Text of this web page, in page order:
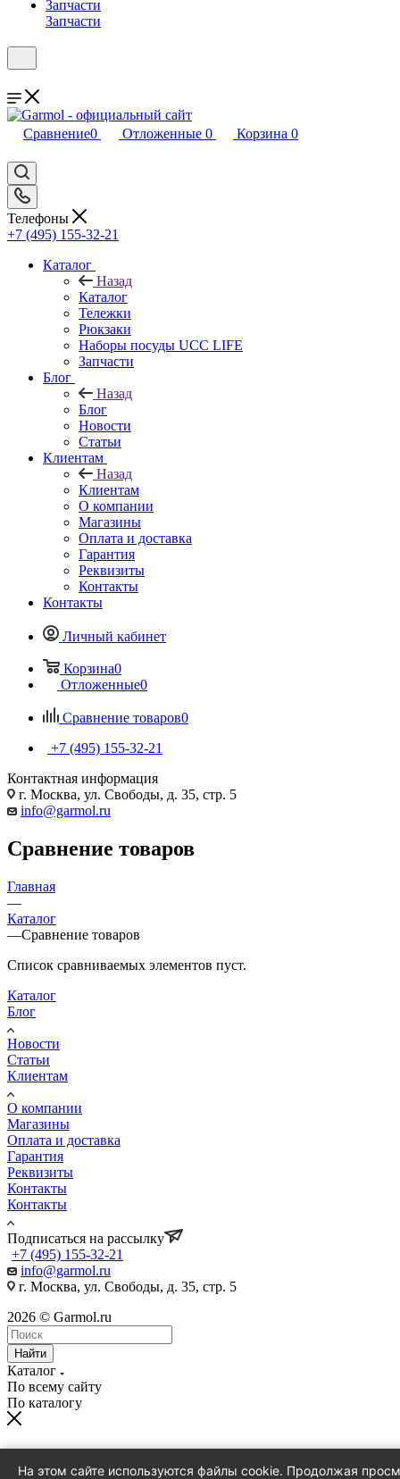
Запчасти
Сравнение0 Отложенные 0 Корзина 0
Телефоны
+7 (495) 155-32-21
Каталог
Назад
Каталог
Тележки
Рюкзаки
Наборы посуды UCC LIFE
Запчасти
Блог
Назад
Блог
Новости
Статьи
Клиентам
Назад
Клиентам
О компании
Магазины
Оплата и доставка
Гарантия
Реквизиты
Контакты
Контакты
Личный кабинет
Корзина0
Отложенные0
Сравнение товаров0
+7 (495) 155-32-21
Контактная информация
г. Москва, ул. Свободы, д. 35, стр. 5
info@garmol.ru
Сравнение товаров
Главная
—
Каталог
—Сравнение товаров
Список сравниваемых элементов пуст.
Каталог
Блог
Новости
Статьи
Клиентам
О компании
Магазины
Оплата и доставка
Гарантия
Реквизиты
Контакты
Контакты
Подписаться на рассылку
+7 (495) 155-32-21
info@garmol.ru
г. Москва, ул. Свободы, д. 35, стр. 5
2026 © Garmol.ru
Найти
Каталог
По всему сайту
По каталогу
На этом сайте используются файлы cookie. Продолжая